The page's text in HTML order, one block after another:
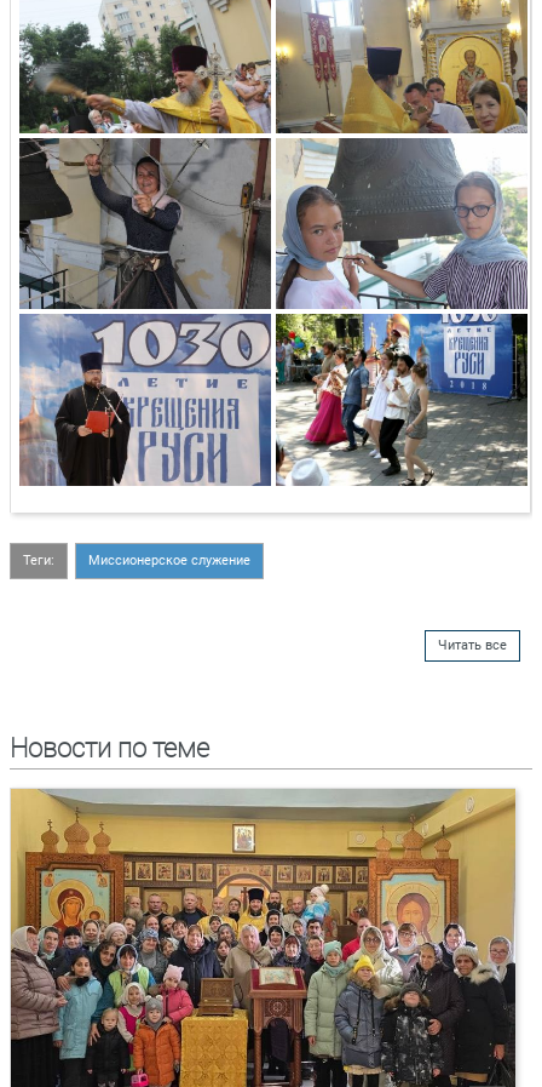
Теги: Миссионерское служение
Читать все
Новости по теме